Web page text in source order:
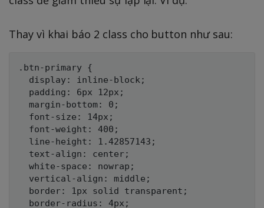
Thay vì khai báo 2 class cho button như sau:
.btn-primary {
  display: inline-block;
  padding: 6px 12px;
  margin-bottom: 0;
  font-size: 14px;
  font-weight: 400;
  line-height: 1.42857143;
  text-align: center;
  white-space: nowrap;
  vertical-align: middle;
  border: 1px solid transparent;
  border-radius: 4px;